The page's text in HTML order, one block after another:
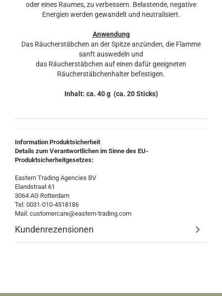
oder eines Raumes, zu verbessern. Belastende, negative
Energien werden gewandelt und neutralisiert.
Anwendung
Das Räucherstäbchen an der Spitze anzünden, die Flamme
sanft auswedeln und
das Räucherstäbchen auf einen dafür geeigneten
Räucherstäbchenhalter befestigen.
Inhalt: ca. 40 g (ca. 20 Sticks)
Information Produktsicherheit
Details zum Verantwortlichen im Sinne des EU-
Produktsicherheitgesetzes:
Eastern Trading Agencies BV
Elandstraat 61
3064 AG Rotterdam
Tel: 0031-010-4518186
Mail: customercare@eastern-trading.com
Kundenrezensionen